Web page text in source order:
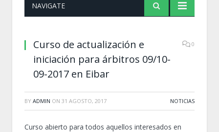
NAVIGATE
Curso de actualización e
iniciación para árbitros 09/10-
09-2017 en Eibar
0
BY ADMIN ON 31 AGOSTO, 2017 NOTICIAS
Curso abierto para todos aquellos interesados en